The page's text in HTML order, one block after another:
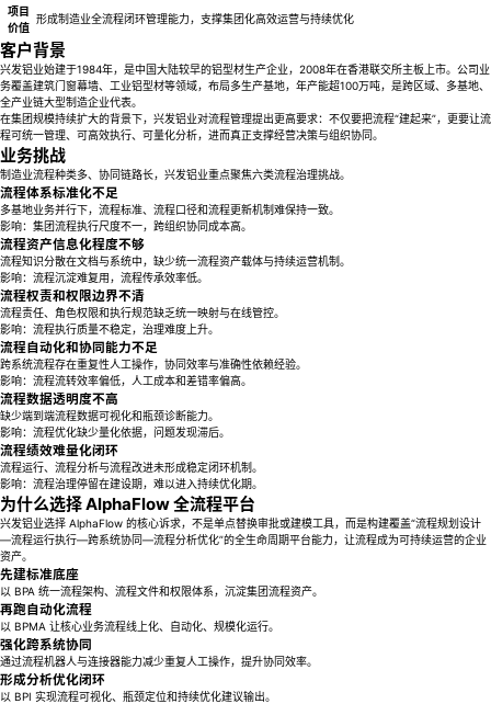
项目
价值
形成制造业全流程闭环管理能力，支撑集团化高效运营与持续优化
客户背景
兴发铝业始建于1984年，是中国大陆较早的铝型材生产企业，2008年在香港联交所主板上市。公司业
务覆盖建筑门窗幕墙、工业铝型材等领域，布局多生产基地，年产能超100万吨，是跨区域、多基地、
全产业链大型制造企业代表。
在集团规模持续扩大的背景下，兴发铝业对流程管理提出更高要求：不仅要把流程“建起来”，更要让流
程可统一管理、可高效执行、可量化分析，进而真正支撑经营决策与组织协同。
业务挑战
制造业流程种类多、协同链路长，兴发铝业重点聚焦六类流程治理挑战。
流程体系标准化不足
多基地业务并行下，流程标准、流程口径和流程更新机制难保持一致。
影响：集团流程执行尺度不一，跨组织协同成本高。
流程资产信息化程度不够
流程知识分散在文档与系统中，缺少统一流程资产载体与持续运营机制。
影响：流程沉淀难复用，流程传承效率低。
流程权责和权限边界不清
流程责任、角色权限和执行规范缺乏统一映射与在线管控。
影响：流程执行质量不稳定，治理难度上升。
流程自动化和协同能力不足
跨系统流程存在重复性人工操作，协同效率与准确性依赖经验。
影响：流程流转效率偏低，人工成本和差错率偏高。
流程数据透明度不高
缺少端到端流程数据可视化和瓶颈诊断能力。
影响：流程优化缺少量化依据，问题发现滞后。
流程绩效难量化闭环
流程运行、流程分析与流程改进未形成稳定闭环机制。
影响：流程治理停留在建设期，难以进入持续优化期。
为什么选择 AlphaFlow 全流程平台
兴发铝业选择 AlphaFlow 的核心诉求，不是单点替换审批或建模工具，而是构建覆盖“流程规划设计
—流程运行执行—跨系统协同—流程分析优化”的全生命周期平台能力，让流程成为可持续运营的企业
资产。
先建标准底座
以 BPA 统一流程架构、流程文件和权限体系，沉淀集团流程资产。
再跑自动化流程
以 BPMA 让核心业务流程线上化、自动化、规模化运行。
强化跨系统协同
通过流程机器人与连接器能力减少重复人工操作，提升协同效率。
形成分析优化闭环
以 BPI 实现流程可视化、瓶颈定位和持续优化建议输出。